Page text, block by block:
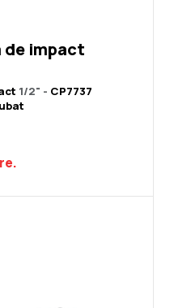
de impact
1/2" - CP7737